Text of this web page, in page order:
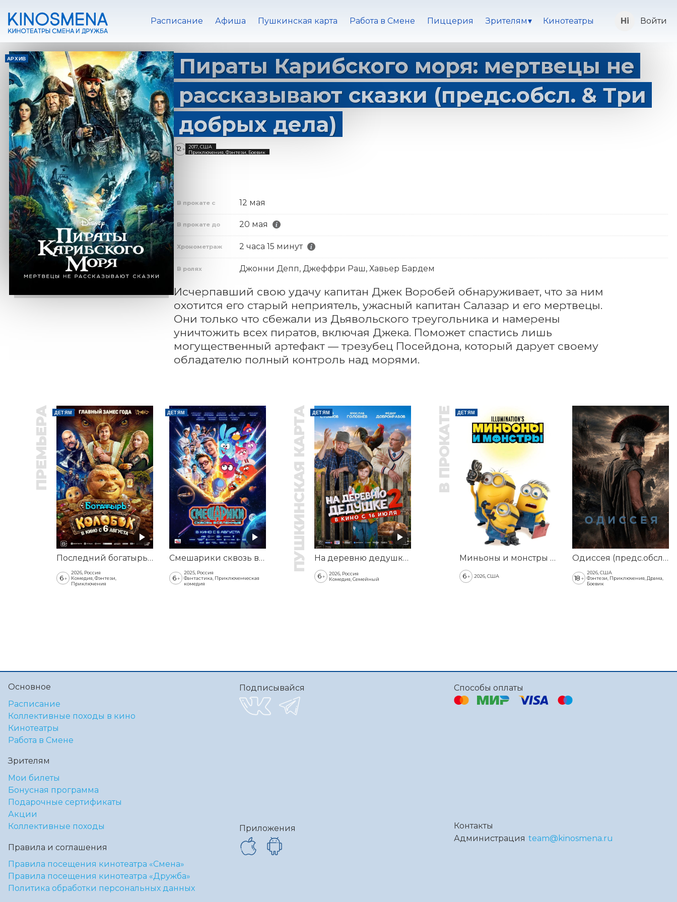
Расписание Афиша Пушкинская карта Работа в Смене Пиццерия Зрителям Кинотеатры Войти
АРХИВ
Пираты Карибского моря: мертвецы не
рассказывают сказки (предс.обсл. & Три
добрых дела)
12+
2017, США
Приключения, Фэнтези, Боевик
В прокате с 12 мая
В прокате до 20 мая
Хронометраж 2 часа 15 минут
В ролях Джонни Депп, Джеффри Раш, Хавьер Бардем
Исчерпавший свою удачу капитан Джек Воробей обнаруживает, что за ним
охотится его старый неприятель, ужасный капитан Салазар и его мертвецы.
Они только что сбежали из Дьявольского треугольника и намерены
уничтожить всех пиратов, включая Джека. Поможет спастись лишь
могущественный артефакт — трезубец Посейдона, который дарует своему
обладателю полный контроль над морями.
ПРЕМЬЕРА ДЕТЯМ
Последний богатырь. Колобок
6+
2026, Россия
Комедия, Фэнтези,
Приключения
ДЕТЯМ
Смешарики сквозь вселенные
6+
2025, Россия
Фантастика, Приключенческая
комедия
ПУШКИНСКАЯ КАРТА ДЕТЯМ
На деревню дедушке 2
6+
2026, Россия
Комедия, Семейный
В ПРОКАТЕ ДЕТЯМ
Миньоны и монстры (предс.обсл. & Три добрых дела)
6+ 2026, США
Одиссея (предс.обсл. & Три добрых дела)
18 +
2026, США
Фэнтези, Приключения, Драма,
Боевик
Основное
Расписание
Коллективные походы в кино
Кинотеатры
Работа в Смене
Зрителям
Мои билеты
Бонусная программа
Подарочные сертификаты
Акции
Коллективные походы
Правила и соглашения
Правила посещения кинотеатра «Смена»
Правила посещения кинотеатра «Дружба»
Политика обработки персональных данных
Подписывайся
Приложения
Способы оплаты
Контакты
Администрация team@kinosmena.ru